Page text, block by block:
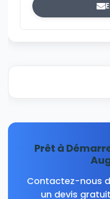
Prêt à
Contactez-nous
un devis